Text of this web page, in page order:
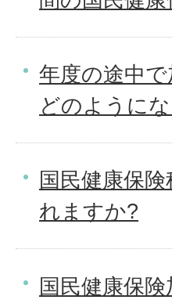
年度の途中
どのようにな
国民健康保
れますか?
国民健康保